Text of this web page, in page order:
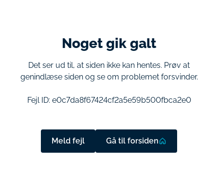
Noget gik galt
Det ser ud til, at siden ikke kan hentes. Prøv at
genindlæse siden og se om problemet forsvinder.
Fejl ID: e0c7da8f67424cf2a5e59b500fbca2e0
Meld fejl Gå til forsiden